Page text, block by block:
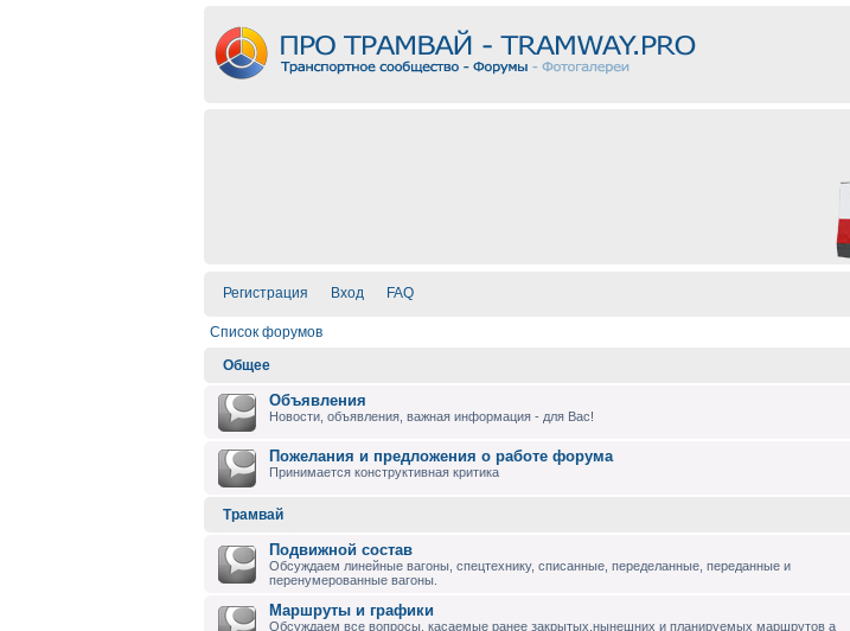
Регистрация Вход FAQ
Список форумов
Общее
Объявления
Новости, объявления, важная информация - для Вас!
Пожелания и предложения о работе форума
Принимается конструктивная критика
Трамвай
Подвижной состав
Обсуждаем линейные вагоны, спецтехнику, списанные, переделанные, переданные и
перенумерованные вагоны.
Маршруты и графики
Обсуждаем все вопросы, касаемые ранее закрытых,нынешних и планируемых маршрутов а